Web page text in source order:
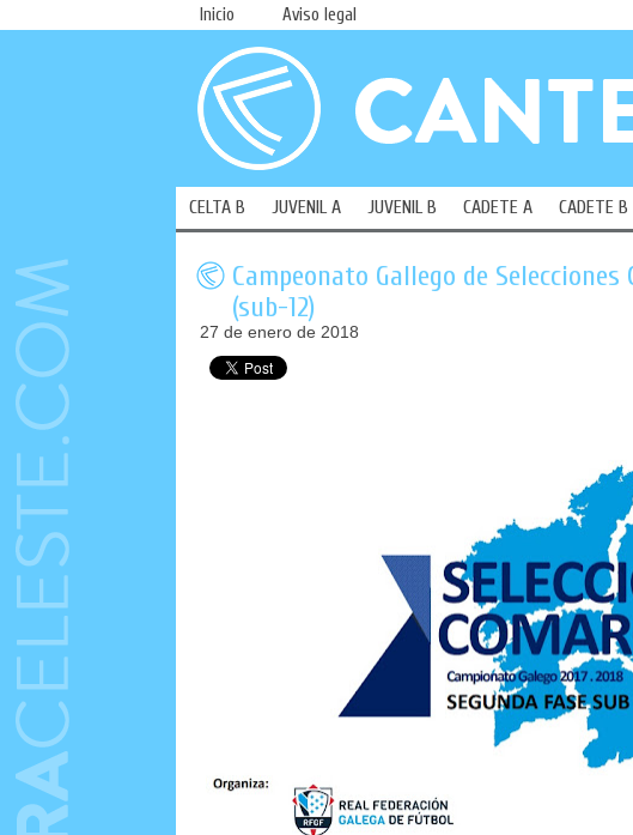
Inicio Aviso legal
CELTA B JUVENIL A JUVENIL B CADETE A CADETE B
Campeonato Gallego de
(sub-12)
27 de enero de 2018